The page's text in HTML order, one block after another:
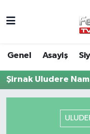
Genel Asayiş
Şirnak Uludere
Muğla Hava
Muğla Trafik